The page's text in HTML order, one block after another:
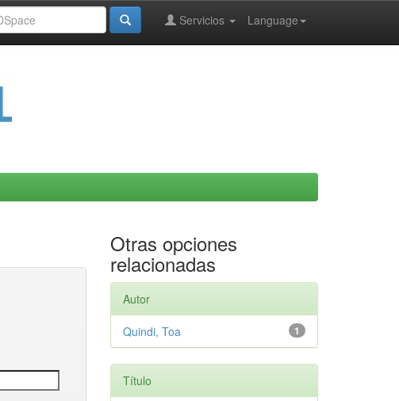
Language
Servicios
Otras opciones
relacionadas
Autor
1
Quindi, Toa
Título